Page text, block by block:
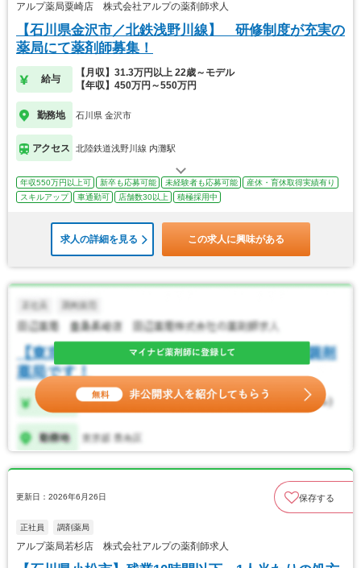
アルプ薬局粟崎店 株式会社アルプの薬剤師求人
【石川県金沢市／北鉄浅野川線】 研修制度が充実の
薬局にて薬剤師募集！
給与
【月収】31.3万円以上 22歳～モデル
【年収】450万円～550万円
勤務地 石川県 金沢市
アクセス 北陸鉄道浅野川線 内灘駅
年収550万円以上可 新卒も応募可能 未経験者も応募可能
産休・育休取得実績有り
スキルアップ
車通勤可 店舗数30以上 積極採用中
求人の詳細を見る この求人に興味がある
更新日：2026年6月26日 保存する
正社員 調剤薬局
アルプ薬局若杉店 株式会社アルプの薬剤師求人